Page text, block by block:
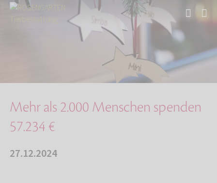
Aktuelles
Mehr als 2.000 Menschen spenden 57.234 €
Mehr als 2.000 Menschen spenden
57.234 €
27.12.2024